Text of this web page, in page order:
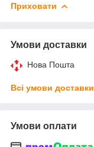
Приховати
Умови доставки
Нова Пошта
Всі умови доставки
Умови оплати